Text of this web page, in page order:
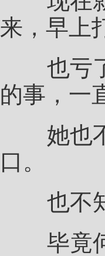
来，早上
也亏了
的事，一
她也不
口。
也不知
毕竟何